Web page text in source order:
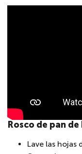
Rosco de pan
Lave las hojas